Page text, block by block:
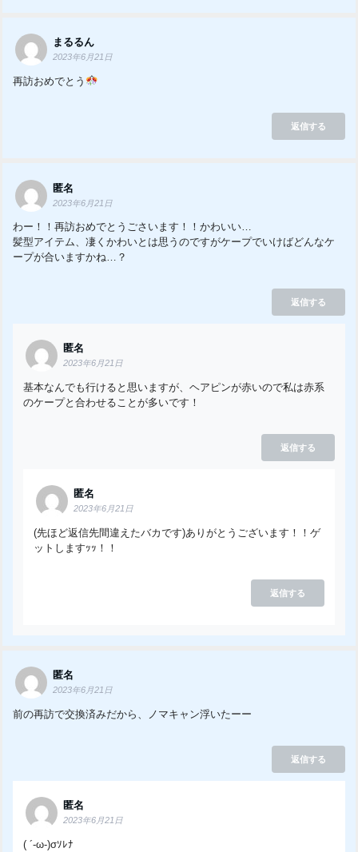
まるるん
2023年6月21日
再訪おめでとう
返信する
匿名
2023年6月21日
わー！！再訪おめでとうごさいます！！かわいい…
髪型アイテム、凄くかわいとは思うのですがケープでいけばどんなケ
ープが合いますかね…？
返信する
匿名
2023年6月21日
基本なんでも行けると思いますが、ヘアピンが赤いので私は赤系
のケープと合わせることが多いです！
返信する
匿名
2023年6月21日
(先ほど返信先間違えたバカです)ありがとうございます！！ゲ
ットしますｯｯ！！
返信する
匿名
2023年6月21日
前の再訪で交換済みだから、ノマキャン浮いたーー
返信する
匿名
2023年6月21日
( ´-ω-)σｿﾚﾅ